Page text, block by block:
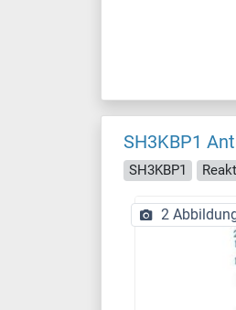
SH3KBP1
SH3KBP1
2